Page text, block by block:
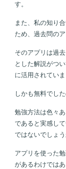
す。
また、私の知り
ため、過去問の
そのアプリは過
とした解説がつ
に活用されていま
しかも無料でし
勉強方法は色々
であると実感し
ではないでしょう
アプリを使った
があるわけではあ